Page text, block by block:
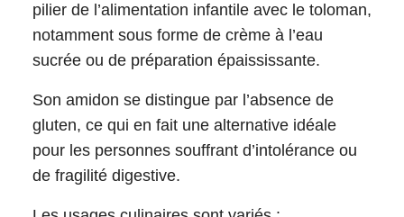
pilier de l’alimentation infantile avec le toloman,
notamment sous forme de crème à l’eau
sucrée ou de préparation épaississante.
Son amidon se distingue par l’absence de
gluten, ce qui en fait une alternative idéale
pour les personnes souffrant d’intolérance ou
de fragilité digestive.​